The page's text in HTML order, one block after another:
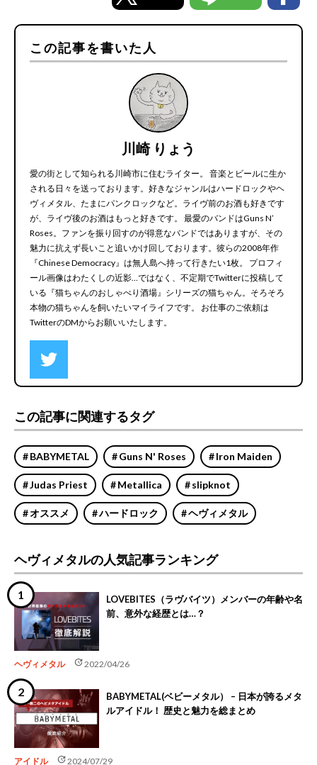
この記事を書いた人
川崎 りょう
愛の街として知られる川崎市に住むライター。 音楽とビールに生か
される日々を送っております。好きなジャンルはハードロックやヘ
ヴィメタル、たまにパンクロックなど。ライヴ前のお酒も好きです
が、ライヴ後のお酒はもっと好きです。 最愛のバンドはGuns N’
Roses。ファンを振り回すのが得意なバンドではありますが、その
魅力に抗えず長いこと追いかけ回しております。彼らの2008年作
『Chinese Democracy』は無人島へ持って行きたい1枚。 プロフィ
ール画像はわたくしの近影…ではなく、不定期でTwitterに投稿して
いる『猫ちゃんのおしゃべり酒場』シリーズの猫ちゃん。そろそろ
本物の猫ちゃんを飼いたいマイライフです。 お仕事のご依頼は
TwitterのDMからお願いいたします。
この記事に関連するタグ
BABYMETAL Guns N' Roses Iron Maiden
Judas Priest Metallica slipknot
オススメ ハードロック ヘヴィメタル
ヘヴィメタルの人気記事ランキング
LOVEBITES（ラヴバイツ）メンバーの年齢や名
前、意外な経歴とは…？
ヘヴィメタル update2022/04/26
BABYMETAL(ベビーメタル） – 日本が誇るメタ
ルアイドル！ 歴史と魅力を総まとめ
アイドル update2024/07/29